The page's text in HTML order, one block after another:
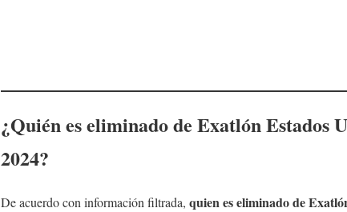
¿Quién eseliminado de Exatlón Estados
2024?
De acuerdo con información filtrada, quien eseliminado de